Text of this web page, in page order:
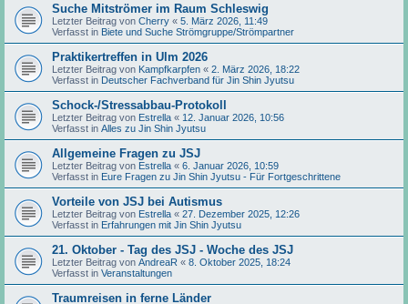
Suche Mitströmer im Raum Schleswig
Letzter Beitrag von Cherry « 5. März 2026, 11:49
Verfasst in Biete und Suche Strömgruppe/Strömpartner
Praktikertreffen in Ulm 2026
Letzter Beitrag von Kampfkarpfen « 2. März 2026, 18:22
Verfasst in Deutscher Fachverband für Jin Shin Jyutsu
Schock-/Stressabbau-Protokoll
Letzter Beitrag von Estrella « 12. Januar 2026, 10:56
Verfasst in Alles zu Jin Shin Jyutsu
Allgemeine Fragen zu JSJ
Letzter Beitrag von Estrella « 6. Januar 2026, 10:59
Verfasst in Eure Fragen zu Jin Shin Jyutsu - Für Fortgeschrittene
Vorteile von JSJ bei Autismus
Letzter Beitrag von Estrella « 27. Dezember 2025, 12:26
Verfasst in Erfahrungen mit Jin Shin Jyutsu
21. Oktober - Tag des JSJ - Woche des JSJ
Letzter Beitrag von AndreaR « 8. Oktober 2025, 18:24
Verfasst in Veranstaltungen
Traumreisen in ferne Länder